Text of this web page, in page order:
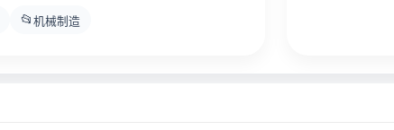
📂 机械制造